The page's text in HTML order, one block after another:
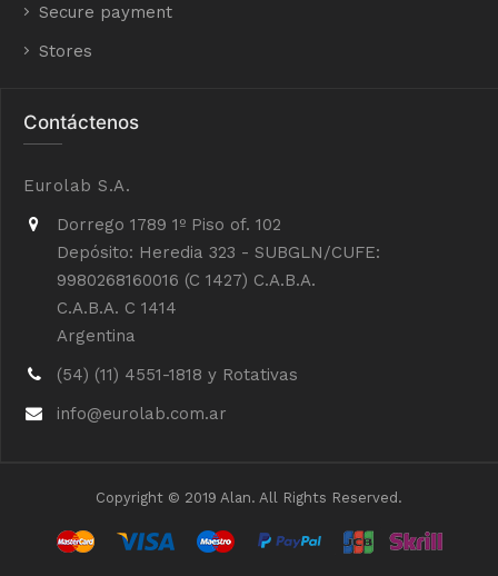
Secure payment
Stores
Contáctenos
Eurolab S.A.
Dorrego 1789 1º Piso of. 102
Depósito: Heredia 323 - SUBGLN/CUFE:
9980268160016 (C 1427) C.A.B.A.
C.A.B.A. C 1414
Argentina
(54) (11) 4551-1818 y Rotativas
info@eurolab.com.ar
Copyright © 2019 Alan. All Rights Reserved.